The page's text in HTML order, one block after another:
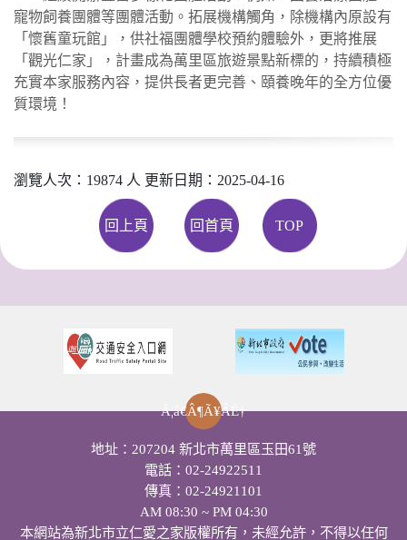
寵物飼養團體等團體活動。拓展機構觸角，除機構內原設有
「懷舊童玩館」，供社福團體學校預約體驗外，更將推展
「觀光仁家」，計畫成為萬里區旅遊景點新標的，持續積極
充實本家服務內容，提供長者更完善、頤養晚年的全方位優
質環境！
瀏覽人次：19874 人 更新日期：2025-04-16
回上頁 回首頁 TOP
地址：207204 新北市萬里區玉田61號
電話：02-24922511
傳真：02-24921101
AM 08:30 ~ PM 04:30
本網站為新北市立仁愛之家版權所有，未經允許，不得以任何